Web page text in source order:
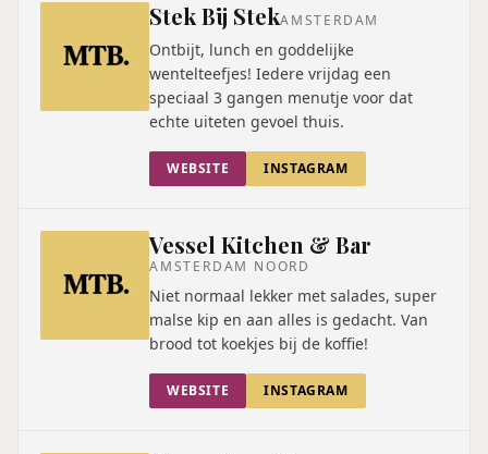
Stek Bij StekAMSTERDAM
Ontbijt, lunch en goddelijke
wentelteefjes! Iedere vrijdag een
speciaal 3 gangen menutje voor dat
echte uiteten gevoel thuis.
WEBSITE INSTAGRAM
Vessel Kitchen & Bar
AMSTERDAM NOORD
Niet normaal lekker met salades, super
malse kip en aan alles is gedacht. Van
brood tot koekjes bij de koffie!
WEBSITE INSTAGRAM